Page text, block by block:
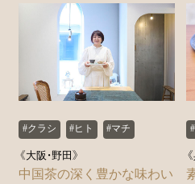
#クラシ #ヒト #マチ
《大阪・野田》
中国茶の深く豊かな味わい